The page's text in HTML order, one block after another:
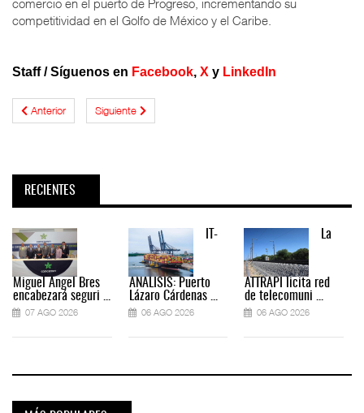
comercio en el puerto de Progreso, incrementando su
competitividad en el Golfo de México y el Caribe.
Staff/ Síguenos en Facebook, X y LinkedIn
Anterior Siguiente
RECIENTES
Miguel Ángel Bres
encabezará seguri ...
07 AGO 2026
IT-
ANÁLISIS: Puerto
Lázaro Cárdenas ...
06 AGO 2026
La
ATTRAPI licita red
de telecomuni ...
06 AGO 2026